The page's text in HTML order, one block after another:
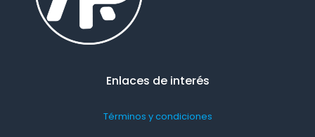
Enlaces de interés
Términos y condiciones